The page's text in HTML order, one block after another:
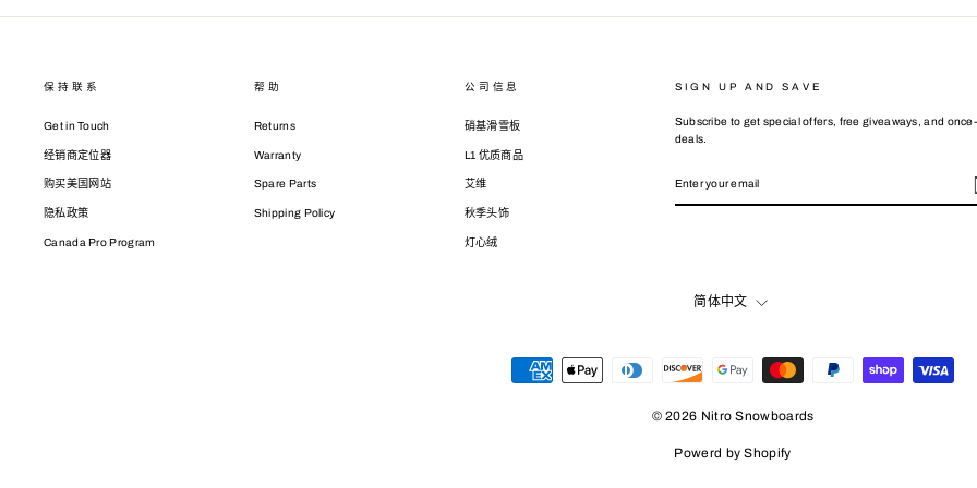
保持联系
Get in Touch
经销商定位器
购买美国网站
隐私政策
Canada Pro Program
帮助
Returns
Warranty
Spare Parts
Shipping Policy
公司信息
硝基滑雪板
L1 优质商品
艾维
秋季头饰
灯心绒
SIGN UP AND SAVE
Subscribe to get special offers, free giveaways, and
deals.
YOUR
LANGUAGE
简体中文
© 2026 Nitro Snowboards
Powerd by Shopify